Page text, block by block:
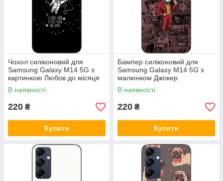
Чохол силіконовий для
Samsung Galaxy M14 5G з
картинкою Любов до місяця
В наявності
220 ₴
Купити
Бампер силіконовий для
Samsung Galaxy M14 5G з
малюнком Джокер
В наявності
220 ₴
Купити